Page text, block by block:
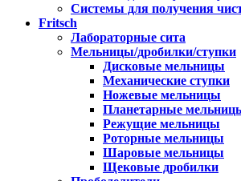
Системы для получения
Fritsch
Лабораторные сита
Мельницы/дробилки/ступки
Дисковые мельницы
Механические ступки
Ножевые мельницы
Планетарные
Режущие мельницы
Роторные мельницы
Шаровые мельницы
Щековые дробилки